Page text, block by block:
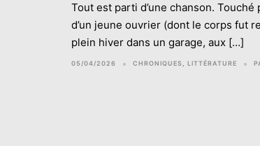
Tout est parti d’une chanson. Touché
d’un jeune ouvrier (dont le corps fut
plein hiver dans un garage, aux […]
05/04/2026 CHRONIQUES LITTÉRATURE